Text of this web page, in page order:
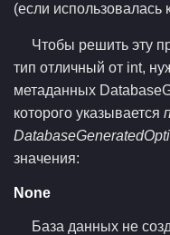
(если использовалась
Чтобы решить эту
тип отличный от int,
метаданных
которого указывается
значения:
None
База данных не